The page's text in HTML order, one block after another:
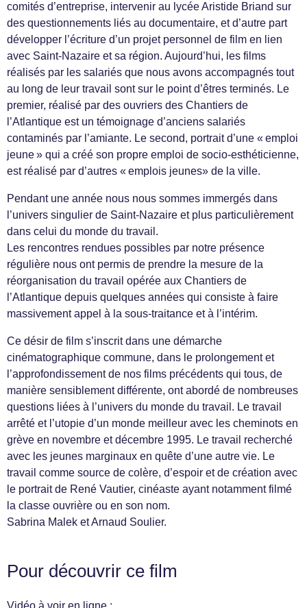
comités d’entreprise, intervenir au lycée Aristide Briand sur
des questionnements liés au documentaire, et d’autre part
développer l’écriture d’un projet personnel de film en lien
avec Saint-Nazaire et sa région. Aujourd’hui, les films
réalisés par les salariés que nous avons accompagnés tout
au long de leur travail sont sur le point d’êtres terminés. Le
premier, réalisé par des ouvriers des Chantiers de
l’Atlantique est un témoignage d’anciens salariés
contaminés par l’amiante. Le second, portrait d’une « emploi
jeune » qui a créé son propre emploi de socio-esthéticienne,
est réalisé par d’autres « emplois jeunes» de la ville.
Pendant une année nous nous sommes immergés dans
l’univers singulier de Saint-Nazaire et plus particulièrement
dans celui du monde du travail.
Les rencontres rendues possibles par notre présence
régulière nous ont permis de prendre la mesure de la
réorganisation du travail opérée aux Chantiers de
l’Atlantique depuis quelques années qui consiste à faire
massivement appel à la sous-traitance et à l’intérim.
Ce désir de film s’inscrit dans une démarche
cinématographique commune, dans le prolongement et
l’approfondissement de nos films précédents qui tous, de
manière sensiblement différente, ont abordé de nombreuses
questions liées à l’univers du monde du travail. Le travail
arrêté et l’utopie d’un monde meilleur avec les cheminots en
grève en novembre et décembre 1995. Le travail recherché
avec les jeunes marginaux en quête d’une autre vie. Le
travail comme source de colère, d’espoir et de création avec
le portrait de René Vautier, cinéaste ayant notamment filmé
la classe ouvrière ou en son nom.
Sabrina Malek et Arnaud Soulier.
Pour découvrir ce film
Vidéo à voir en ligne :